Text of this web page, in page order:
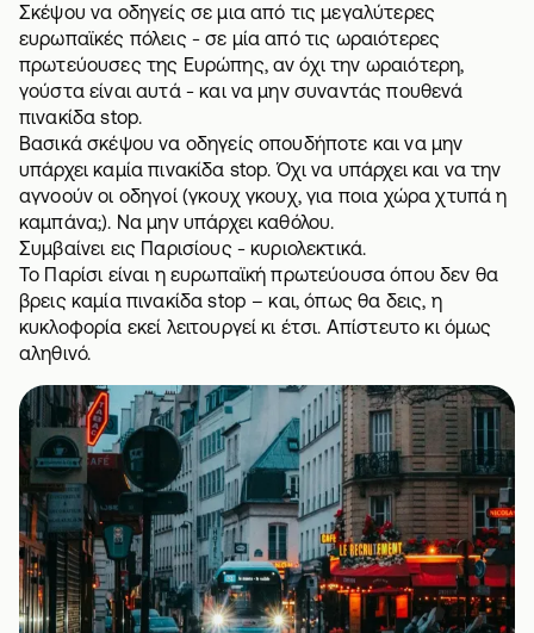
Σκέψου να οδηγείς σε μια από τις μεγαλύτερες
ευρωπαϊκές πόλεις - σε μία από τις ωραιότερες
πρωτεύουσες της Ευρώπης, αν όχι την ωραιότερη,
γούστα είναι αυτά - και να μην συναντάς πουθενά
πινακίδα stop.
Βασικά σκέψου να οδηγείς οπουδήποτε και να μην
υπάρχει καμία πινακίδα stop. Όχι να υπάρχει και να την
αγνοούν οι οδηγοί (γκουχ γκουχ, για ποια χώρα χτυπά η
καμπάνα;). Να μην υπάρχει καθόλου.
Συμβαίνει εις Παρισίους - κυριολεκτικά.
Το Παρίσι είναι η ευρωπαϊκή πρωτεύουσα όπου δεν θα
βρεις καμία πινακίδα stop – και, όπως θα δεις, η
κυκλοφορία εκεί λειτουργεί κι έτσι. Απίστευτο κι όμως
αληθινό.